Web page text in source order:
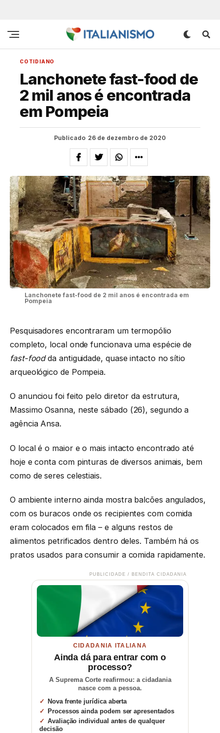
COTIDIANO
Lanchonete fast-food de
2 mil anos é encontrada
em Pompeia
Publicado 26 de dezembro de 2020
Lanchonete fast-food de 2 mil anos é encontrada em
Pompeia
Pesquisadores encontraram um termopólio
completo, local onde funcionava uma espécie de
fast-foodda antiguidade, quase intacto no sítio
arqueológico de Pompeia.
O anunciou foi feito pelo diretor da estrutura,
Massimo Osanna, neste sábado (26), segundo a
agência Ansa.
O local é o maior e o mais intacto encontrado até
hoje e conta com pinturas de diversos animais, bem
como de seres celestiais.
O ambiente interno ainda mostra balcões angulados,
com os buracos onde os recipientes com comida
eram colocados em fila – e alguns restos de
alimentos petrificados dentro deles. Também há os
pratos usados para consumir a comida rapidamente.
PUBLICIDADE / BENDITA CIDADANIA
CIDADANIA ITALIANA
Ainda dá para entrar com o
processo?
A Suprema Corte reafirmou: a cidadania
nasce com a pessoa.
Nova frente jurídica aberta
Processos ainda podem ser apresentados
Avaliação individual antes de qualquer
decisão